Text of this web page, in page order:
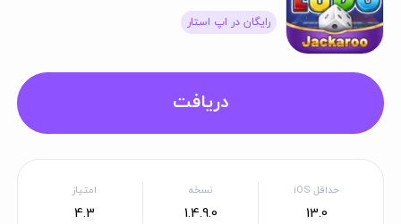
رایگان در اپ استار
دریافت
حداقل iOS
13.0
نسخه
1.4.9.0
امتیاز
4.3